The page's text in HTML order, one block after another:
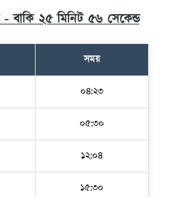
- বাকি ২৫ মিনিট ৫৫ সেকেন্ড
সময়
০৪:২৩
০৫:৩০
১২:০৪
১৫:৩০